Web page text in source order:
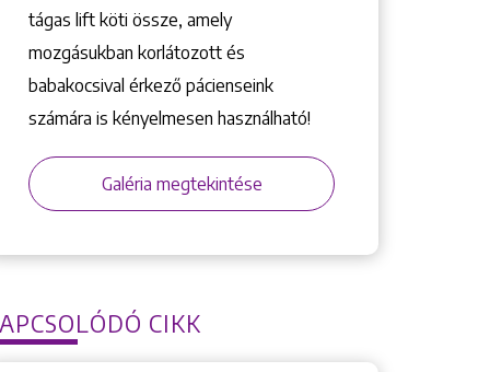
tágas lift köti össze, amely
mozgásukban korlátozott és
babakocsival érkező pácienseink
számára is kényelmesen használható!
Galéria megtekintése
CIKK